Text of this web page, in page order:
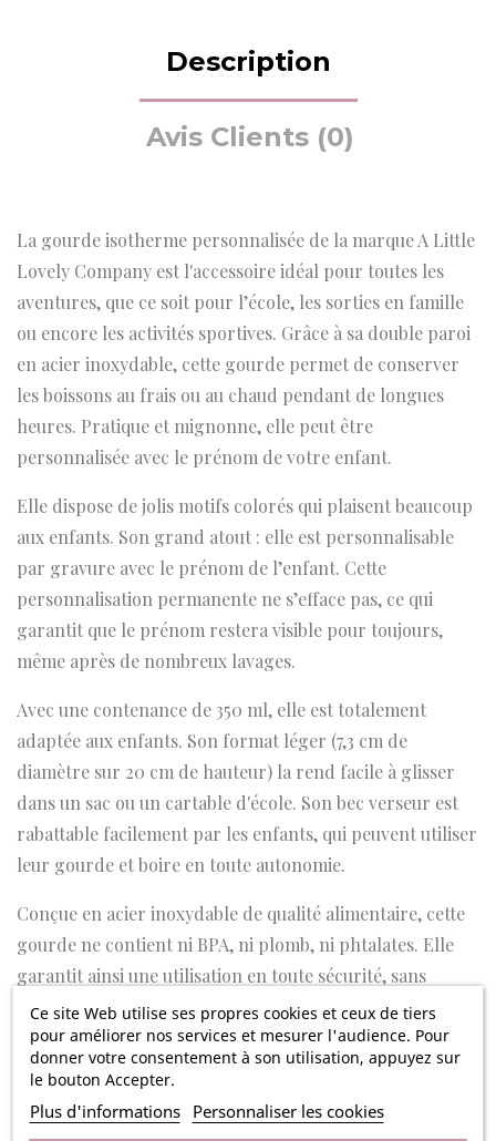
Ce site Web utilise ses propres cookies et ceux de tiers
pour améliorer nos services et mesurer l'audience. Pour
donner votre consentement à son utilisation, appuyez sur
le bouton Accepter.
Plus d'informations Personnaliser les cookies
Description
Avis Clients (0)
La gourde isotherme personnalisée de la marque A Little
Lovely Company est l'accessoire idéal pour toutes les
aventures, que ce soit pour l’école, les sorties en famille
ou encore les activités sportives. Grâce à sa double paroi
en acier inoxydable, cette gourde permet de conserver
les boissons au frais ou au chaud pendant de longues
heures. Pratique et mignonne, elle peut être
personnalisée avec le prénom de votre enfant.
Elle dispose de jolis motifs colorés qui plaisent beaucoup
aux enfants. Son grand atout : elle est personnalisable
par gravure avec le prénom de l’enfant. Cette
personnalisation permanente ne s’efface pas, ce qui
garantit que le prénom restera visible pour toujours,
même après de nombreux lavages.
Avec une contenance de 350 ml, elle est totalement
adaptée aux enfants. Son format léger (7,3 cm de
diamètre sur 20 cm de hauteur) la rend facile à glisser
dans un sac ou un cartable d'école. Son bec verseur est
rabattable facilement par les enfants, qui peuvent utiliser
leur gourde et boire en toute autonomie.
Conçue en acier inoxydable de qualité alimentaire, cette
gourde ne contient ni BPA, ni plomb, ni phtalates. Elle
garantit ainsi une utilisation en toute sécurité, sans
risque pour la santé de vos enfants. Sa fabrication
robuste lui assure également une excellente durabilité,
même après de nombreux usages.
Pour l'entretien de la gourde, il suffit de la laver à la